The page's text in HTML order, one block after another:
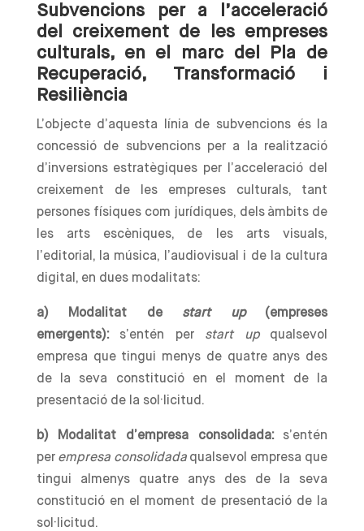
Subvencions per a l’acceleració
del creixement de les empreses
culturals, en el marc del Pla de
Recuperació, Transformació i
Resiliència
L’objecte d’aquesta línia de subvencions és la
concessió de subvencions per a la realització
d’inversions estratègiques per l’acceleració del
creixement de les empreses culturals, tant
persones físiques com jurídiques, dels àmbits de
les arts escèniques, de les arts visuals,
l’editorial, la música, l’audiovisual i de la cultura
digital, en dues modalitats:
a) Modalitat de start up(empreses
emergents):s’entén per start upqualsevol
empresa que tingui menys de quatre anys des
de la seva constitució en el moment de la
presentació de la sol·licitud.
b) Modalitat d’empresa consolidada:s’entén
per empresa consolidadaqualsevol empresa que
tingui almenys quatre anys des de la seva
constitució en el moment de presentació de la
sol·licitud.